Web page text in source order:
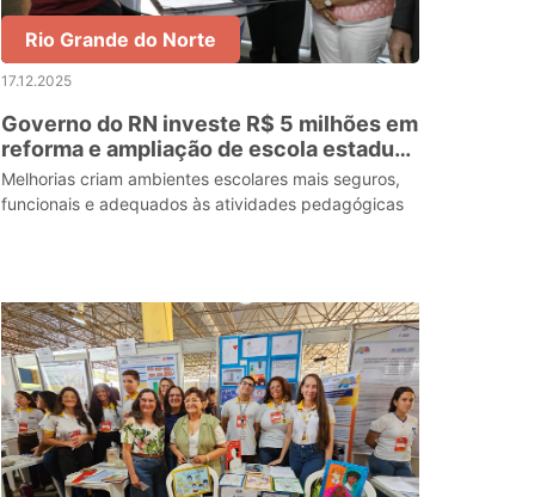
Rio Grande do Norte
17.12.2025
Governo do RN investe R$ 5 milhões em
reforma e ampliação de escola estadual
em Natal
Melhorias criam ambientes escolares mais seguros,
funcionais e adequados às atividades pedagógicas